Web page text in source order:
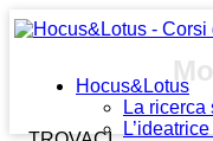
Hocus&Lotus
La ricerca